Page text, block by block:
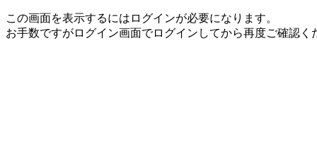
この画面を表示するにはログインが必要になります。
お手数ですがログイン画面でログインしてから再度ご確認く